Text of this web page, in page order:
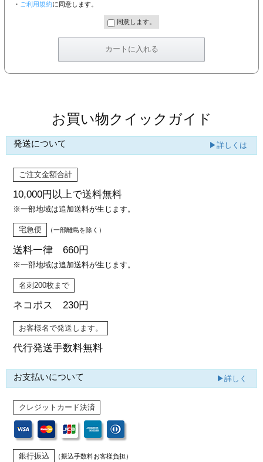
・ ご利用規約に同意します。
同意します。
お買い物クイックガイド
発送について ▶詳しくは
ご注文金額合計
10,000円以上で送料無料
※一部地域は追加送料が生じます。
宅急便 （一部離島を除く）
送料一律 660円
※一部地域は追加送料が生じます。
名刺200枚まで
ネコポス 230円
お客様名で発送します。
代行発送手数料無料
お支払いについて ▶詳しく
クレジットカード決済
銀行振込 （振込手数料お客様負担）